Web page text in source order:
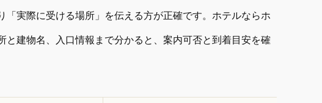
「実際に受ける場所」を伝える方が正確です。ホテルならホ
と建物名、入口情報まで分かると、案内可否と到着目安を確